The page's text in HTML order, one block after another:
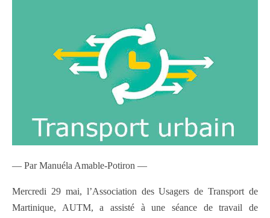
— Par Manuéla Amable-Potiron —
Mercredi 29 mai, l’Association des Usagers de Transport de
Martinique, AUTM, a assisté à une séance de travail de